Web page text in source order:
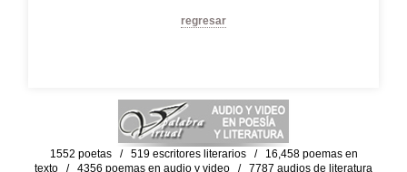
regresar
1552 poetas / 519 escritores literarios / 16,458 poemas en
texto / 4356 poemas en audio y video / 7787 audios de literatura